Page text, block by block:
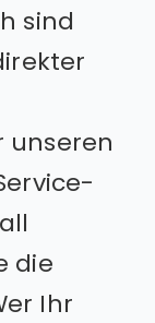
sind
unseren
die
Ihr